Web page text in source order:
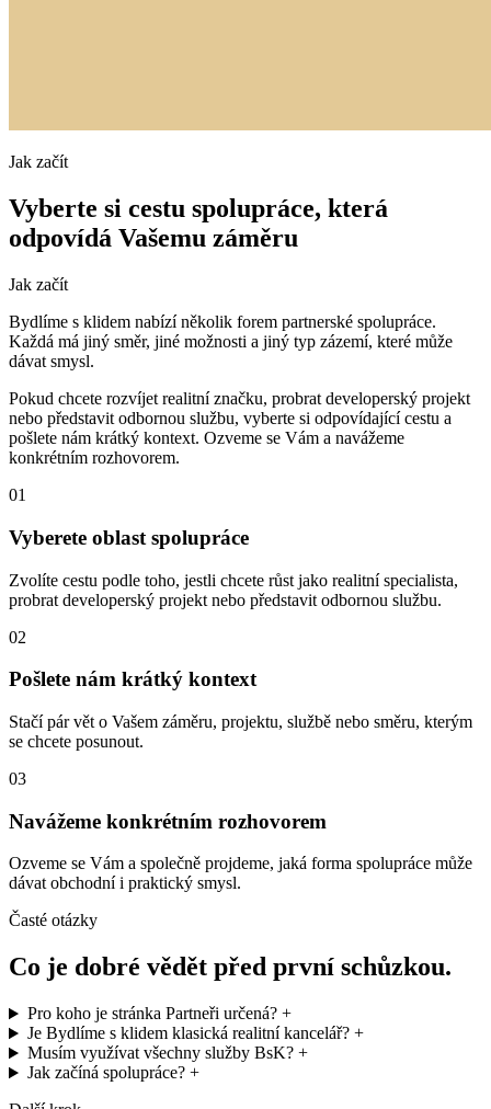
Jak začít
Vyberte si cestu spolupráce, která
odpovídá Vašemu záměru
Jak začít
Bydlíme s klidem nabízí několik forem partnerské spolupráce.
Každá má jiný směr, jiné možnosti a jiný typ zázemí, které může
dávat smysl.
Pokud chcete rozvíjet realitní značku, probrat developerský projekt
nebo představit odbornou službu, vyberte si odpovídající cestu a
pošlete nám krátký kontext. Ozveme se Vám a navážeme
konkrétním rozhovorem.
01
Vyberete oblast spolupráce
Zvolíte cestu podle toho, jestli chcete růst jako realitní specialista,
probrat developerský projekt nebo představit odbornou službu.
02
Pošlete nám krátký kontext
Stačí pár vět o Vašem záměru, projektu, službě nebo směru, kterým
se chcete posunout.
03
Navážeme konkrétním rozhovorem
Ozveme se Vám a společně projdeme, jaká forma spolupráce může
dávat obchodní i praktický smysl.
Časté otázky
Co je dobré vědět před první schůzkou.
Pro koho je stránka Partneři určená? +
Je Bydlíme s klidem klasická realitní kancelář? +
Musím využívat všechny služby BsK? +
Jak začíná spolupráce? +